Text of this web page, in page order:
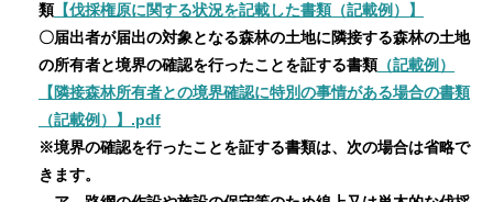
類【伐採権原に関する状況を記載した書類（記載例）】
〇届出者が届出の対象となる森林の土地に隣接する森林の土地
の所有者と境界の確認を行ったことを証する書類（記載例）
【隣接森林所有者との境界確認に特別の事情がある場合の書類
（記載例）】.pdf
※境界の確認を行ったことを証する書類は、次の場合は省略で
きます。